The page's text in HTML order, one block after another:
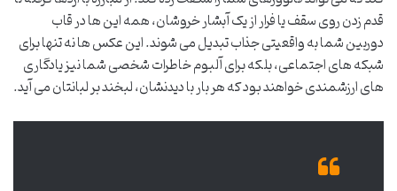
قدم زدن روی سقف یا فرار از یک آبشار خروشان، همه این ها در قاب
دوربین شما به واقعیتی جذاب تبدیل می شوند. این عکس ها نه تنها برای
شبکه های اجتماعی، بلکه برای آلبوم خاطرات شخصی شما نیز یادگاری
های ارزشمندی خواهند بود که هر بار با دیدنشان، لبخند بر لبانتان می آید.